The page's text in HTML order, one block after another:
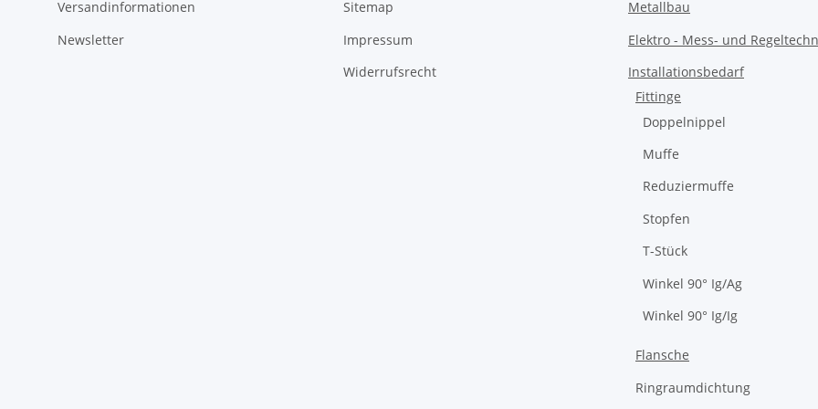
Versandinformationen
Newsletter
Sitemap
Impressum
Widerrufsrecht
Metallbau
Elektro - Mess- und
Installationsbedarf
Fittinge
Doppelnippel
Muffe
Reduziermuffe
Stopfen
T-Stück
Winkel 90° Ig/Ag
Winkel 90° Ig/Ig
Flansche
Ringraumdichtung